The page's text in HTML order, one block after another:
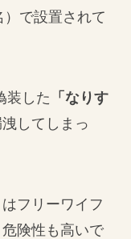
で設置されて
装した 「なりす
してしまっ
はフリーワイフ
険性も高いで